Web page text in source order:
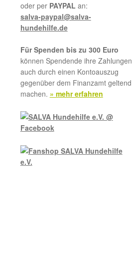
oder per PAYPAL an:
salva-paypal@salva-
hundehilfe.de
Für Spenden bis zu 300 Euro
können Spendende ihre Zahlungen
auch durch einen Kontoauszug
gegenüber dem Finanzamt geltend
machen. » mehr erfahren